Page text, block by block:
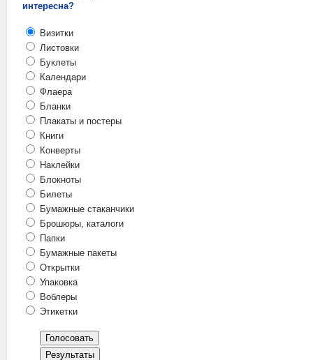
интересна?
Визитки
Листовки
Буклеты
Календари
Флаера
Бланки
Плакаты и постеры
Книги
Конверты
Наклейки
Блокноты
Билеты
Бумажные стаканчики
Брошюры, каталоги
Папки
Бумажные пакеты
Открытки
Упаковка
Воблеры
Этикетки